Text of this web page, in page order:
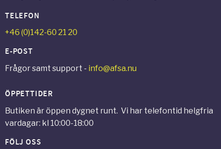
TELEFON
+46 (0)142-60 21 20
E-POST
Frågor samt support - info@afsa.nu
ÖPPETTIDER
Butiken är öppen dygnet runt. Vi har telefontid helgfria
vardagar: kl 10:00-18:00
FÖLJ OSS